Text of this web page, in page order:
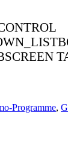
Programme,